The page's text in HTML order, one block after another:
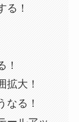
る！
！
拡大！
なる！